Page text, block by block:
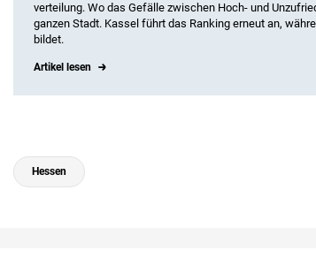
verteilung. Wo das Gefälle zwischen Hoch- und
ganzen Stadt. Kassel führt das Ranking erneut an,
bildet.
Artikel lesen
Hessen